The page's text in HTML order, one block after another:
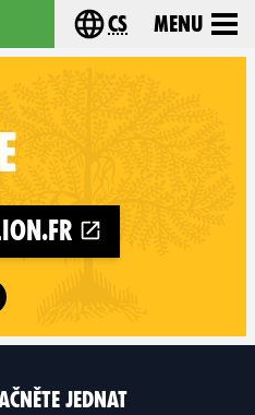
Choose your
cs Menu
on
JEDNAT